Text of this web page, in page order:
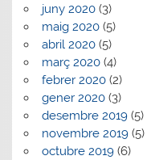
juny 2020(3)
maig 2020(5)
abril 2020(5)
març 2020(4)
febrer 2020(2)
gener 2020(3)
desembre 2019(5)
novembre 2019(5)
octubre 2019(6)